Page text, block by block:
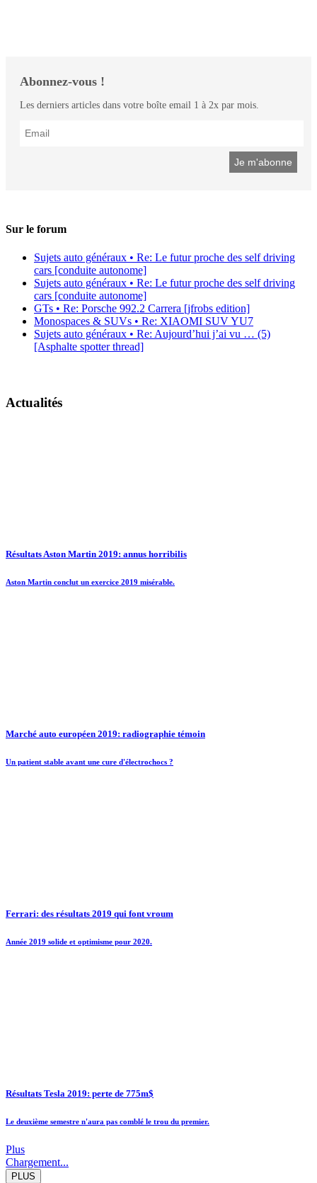
Abonnez-vous !
Les derniers articles dans votre boîte email 1 à 2x par mois.
Sur le forum
Sujets auto généraux • Re: Le futur proche des self driving
cars [conduite autonome]
Sujets auto généraux • Re: Le futur proche des self driving
cars [conduite autonome]
GTs • Re: Porsche 992.2 Carrera [jfrobs edition]
Monospaces & SUVs • Re: XIAOMI SUV YU7
Sujets auto généraux • Re: Aujourd’hui j’ai vu … (5)
[Asphalte spotter thread]
Actualités
Résultats Aston Martin 2019: annus horribilis
Aston Martin conclut un exercice 2019 misérable.
Marché auto européen 2019: radiographie témoin
Un patient stable avant une cure d'électrochocs ?
Ferrari: des résultats 2019 qui font vroum
Année 2019 solide et optimisme pour 2020.
Résultats Tesla 2019: perte de 775m$
Le deuxième semestre n'aura pas comblé le trou du premier.
Plus
Chargement...
PLUS